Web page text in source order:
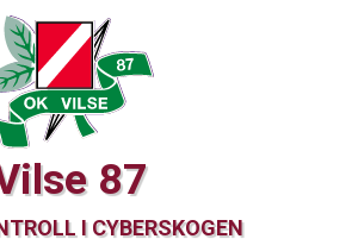
87
I CYBERSKOGEN